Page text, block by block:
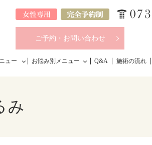
ュー お悩み別メニュー Q&A 施術の流れ
ご予約・お問い合わせ
み